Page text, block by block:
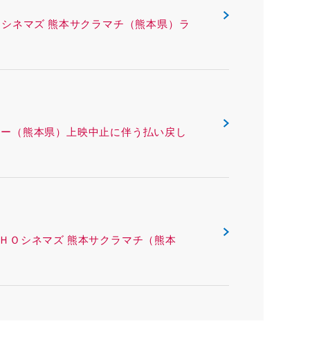
ネマズ 熊本サクラマチ（熊本県）ラ
（熊本県）上映中止に伴う払い戻し
シネマズ 熊本サクラマチ（熊本